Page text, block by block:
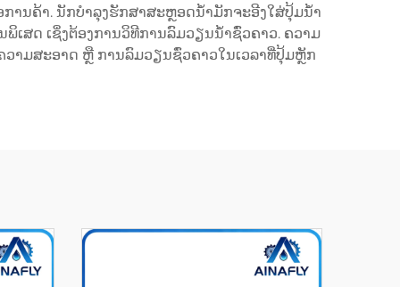
ານຄ້າ. ນັກບໍາລຸງຮັກສາສະຫຼອດນ້ຳມັກຈະອີງໃສ່ປຸ້ມນ້ຳ
ເສດ ເຊິ່ງຕ້ອງການວິທີການລົມວຽນນ້ຳຊົ່ວຄາວ. ຄວາມ
າມສະອາດ ຫຼື ການລົມວຽນຊົ່ວຄາວໃນເວລາທີ່ປຸ້ມຫຼັກ